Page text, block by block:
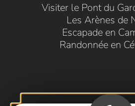
Visiter le Pont du
Les Arènes de
Escapade en
Randonnée en